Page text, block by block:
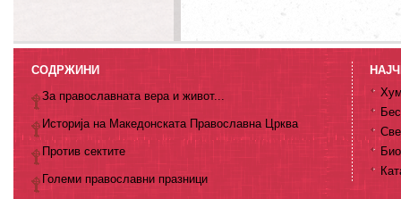
СОДРЖИНИ
За православната вера и живот...
Историја на Македонската Православна Црква
Против сектите
Големи православни празници